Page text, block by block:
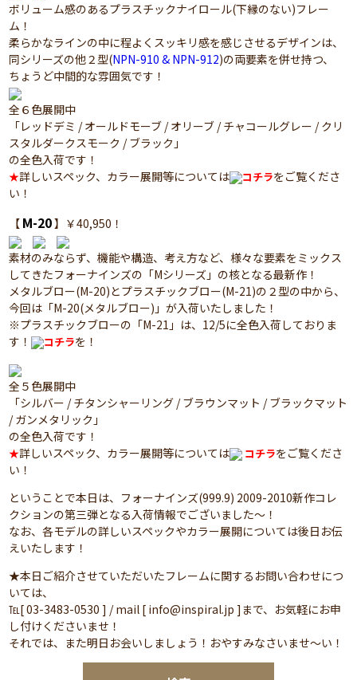
ボリューム感のあるプラスチックナイロール(下縁のない)フレー
ム！
柔らかなラインの中に程よくスッキリ感を感じさせるデザインは、
同シリーズの他２型(NPN-910 & NPN-912)の両要素を併せ持つ、
ちょうど中間的な雰囲気です！
全６色展開中
「レッドデミ / オールドモーブ / オリーブ / チャコールグレー / クリ
スタルダークスモーク / ブラック」
の全色入荷です！
★詳しいスペック、カラー展開等については コチラをご覧くださ
い！
【 M-20】￥40,950！
素材のみならず、機能や構造、考え方など、様々な要素をミックス
してきたフォーナインズの「Mシリーズ」の核となる最新作！
メタルブロー(M-20)とプラスチックブロー(M-21)の２型の中から、
今回は「M-20(メタルブロー)」が入荷いたしました！
※プラスチックブローの「M-21」は、12/5に全色入荷しておりま
す！
コチラを！
全５色展開中
「シルバー / チタンシャーリング / ブラウンマット / ブラックマット
/ ガンメタリック」
の全色入荷です！
★詳しいスペック、カラー展開等については コチラをご覧くださ
い！
ということで本日は、フォーナインズ(999.9) 2009-2010新作コレ
クションの第三弾となる入荷情報でございました～！
なお、各モデルの詳しいスペックやカラー展開については後日お伝
えいたします！
★本日ご紹介させていただいたフレームに関するお問い合わせにつ
いては、
℡[ 03-3483-0530 ] / mail [ info@inspiral.jp ]まで、お気軽にお申
し付けくださいませ！
それでは、また明日お会いしましょう！おやすみなさいませ～い！